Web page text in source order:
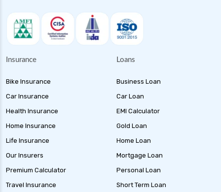
Insurance
Bike Insurance
Car Insurance
Health Insurance
Home Insurance
Life Insurance
Our Insurers
Premium Calculator
Travel Insurance
Loans
Business Loan
Car Loan
EMI Calculator
Gold Loan
Home Loan
Mortgage Loan
Personal Loan
Short Term Loan